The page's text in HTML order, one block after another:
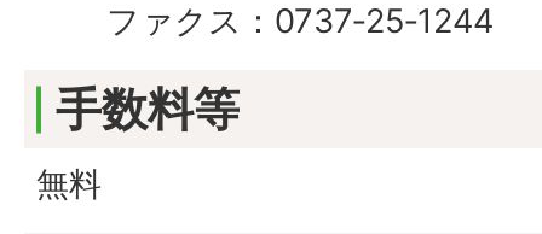
ファクス：0737‐25‐1244
手数料等
無料